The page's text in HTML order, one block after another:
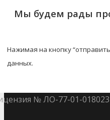
Мы будем рады
Нажимая на кнопку
данных.
№ ЛО-77-01-018023